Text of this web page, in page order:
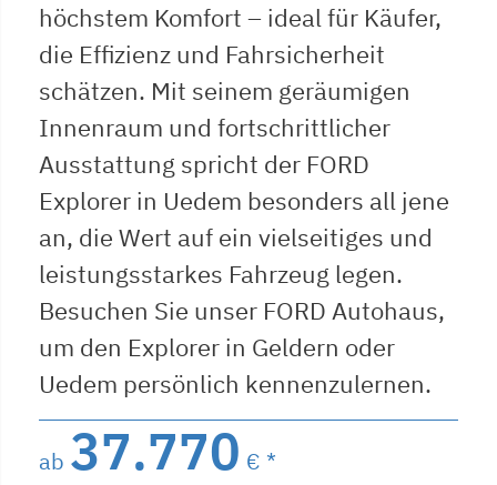
höchstem Komfort – ideal für Käufer,
die Effizienz und Fahrsicherheit
schätzen. Mit seinem geräumigen
Innenraum und fortschrittlicher
Ausstattung spricht der FORD
Explorer in Uedem besonders all jene
an, die Wert auf ein vielseitiges und
leistungsstarkes Fahrzeug legen.
Besuchen Sie unser FORD Autohaus,
um den Explorer in Geldern oder
Uedem persönlich kennenzulernen.
ab 37.770 € *